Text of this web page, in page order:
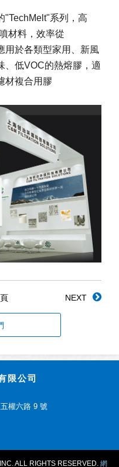
"TechMelt"系列，高
材料，效率從
用於各類型家用、新風
、低VOC的熱熔膠，適
材複合用膠
NEXT
限公司
五權六路 9 號
ALL RIGHTS RESERVED. 網